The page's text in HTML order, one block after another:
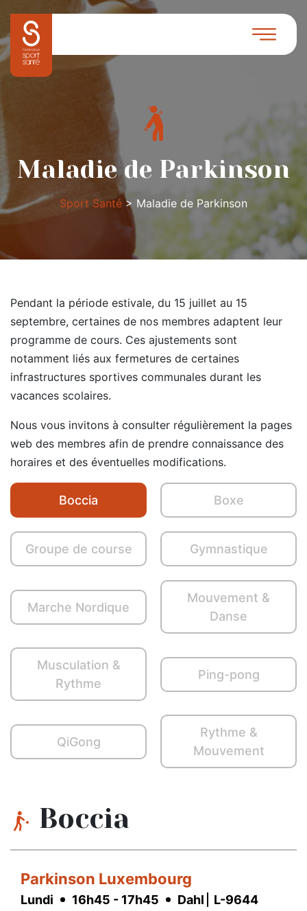
Maladie de Parkinson
Sport Santé > Maladie de Parkinson
Pendant la période estivale, du 15 juillet au 15
septembre, certaines de nos membres adaptent leur
programme de cours. Ces ajustements sont
notamment liés aux fermetures de certaines
infrastructures sportives communales durant les
vacances scolaires.
Nous vous invitons à consulter régulièrement la pages
web des membres afin de prendre connaissance des
horaires et des éventuelles modifications.
Boccia Boxe
Groupe de course Gymnastique
Marche Nordique
Mouvement &
Danse
Musculation &
Rythme
Ping-pong
QiGong
Rythme &
Mouvement
Boccia
Parkinson Luxembourg
Lundi 16h45 - 17h45 Dahl
L-9644